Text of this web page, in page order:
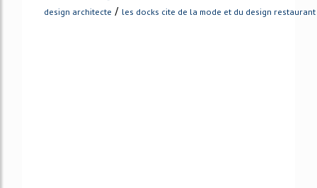
design architecte / les docks cite de la mode et du design restaurant